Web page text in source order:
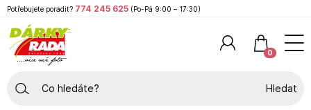
Potřebujete poradit? 774 245 625 (Po-Pá 9:00 – 17:30)
0
Hledat